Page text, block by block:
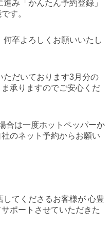
み「かんたん予約登録」
す。
卒よろしくお願いいたし
ただいております3月分の
承りますのでご安心くだ
合は一度ホットペッパーか
のネット予約からお願い
てくださるお客様が 心豊
ポートさせていただきた